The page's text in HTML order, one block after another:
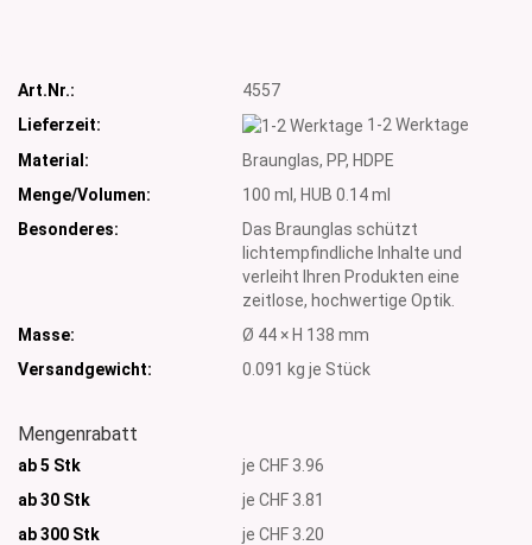
Art.Nr.:
4557
Lieferzeit:
1-2 Werktage
Material:
Braunglas, PP, HDPE
Menge/Volumen:
100 ml, HUB 0.14 ml
Besonderes:
Das Braunglas schützt
lichtempfindliche Inhalte und
verleiht Ihren Produkten eine
zeitlose, hochwertige Optik.
Masse:
Ø 44 × H 138 mm
Versandgewicht:
0.091 kg je Stück
Mengenrabatt
ab 5 Stk
je CHF 3.96
ab 30 Stk
je CHF 3.81
ab 300 Stk
je CHF 3.20